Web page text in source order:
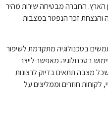
הארץ. החברה מבטיחה שירות מהיר
והנצחת זכר הנפטר במצבות
בטכנולוגיה מתקדמת לשיפור
בטכנולוגיה מאפשר לייצר
מצבה תתאים בדיוק לרצונות
חוזרים וממליצים על